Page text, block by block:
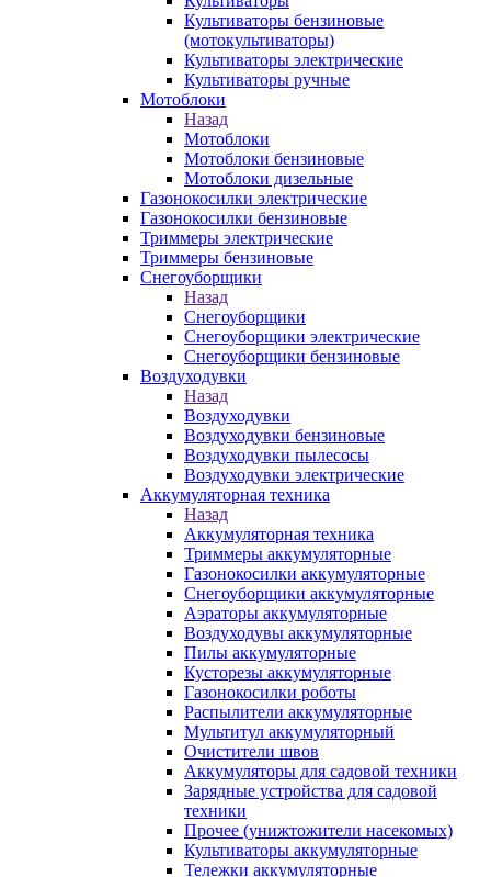
Культиваторы бензиновые
(мотокультиваторы)
Культиваторы электрические
Культиваторы ручные
Мотоблоки
Назад
Мотоблоки
Мотоблоки бензиновые
Мотоблоки дизельные
Газонокосилки электрические
Газонокосилки бензиновые
Триммеры электрические
Триммеры бензиновые
Снегоуборщики
Назад
Снегоуборщики
Снегоуборщики электрические
Снегоуборщики бензиновые
Воздуходувки
Назад
Воздуходувки
Воздуходувки бензиновые
Воздуходувки пылесосы
Воздуходувки электрические
Аккумуляторная техника
Назад
Аккумуляторная техника
Триммеры аккумуляторные
Газонокосилки аккумуляторные
Снегоуборщики аккумуляторные
Аэраторы аккумуляторные
Воздуходувы аккумуляторные
Пилы аккумуляторные
Кусторезы аккумуляторные
Газонокосилки роботы
Распылители аккумуляторные
Мультитул аккумуляторный
Очистители швов
Аккумуляторы для садовой техники
Зарядные устройства для садовой
техники
Прочее (унижтожители насекомых)
Культиваторы аккумуляторные
Тележки аккумуляторные